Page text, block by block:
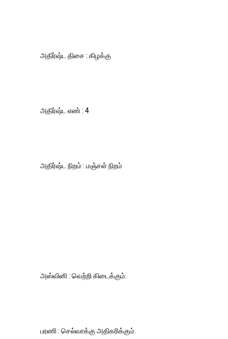
அதிர்ஷ்ட திசை : கிழக்கு
அதிர்ஷ்ட எண் : 4
அதிர்ஷ்ட நிறம் : மஞ்சள் நிறம்
அஸ்வினி : வெற்றி கிடைக்கும்.
பரணி : செல்வாக்கு அதிகரிக்கும்.